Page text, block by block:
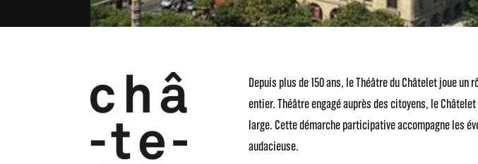
Depuis plus de 150 ans, le Théâtre du Châtelet joue
entier. Théâtre engagé auprès des citoyens, le
large. Cette démarche participative accompagne les
audacieuse.